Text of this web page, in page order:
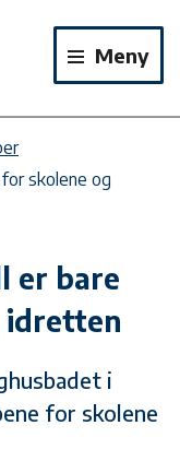
Meny
skolene og
er bare
idretten
i
for skolene